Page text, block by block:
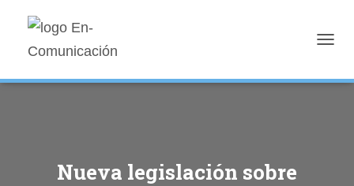
Nueva legislación sobre